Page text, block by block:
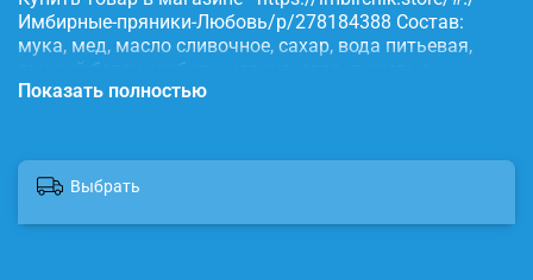
Имбирные-пряники-Любовь/p/278184388 Состав:
мука, мед, масло сливочное, сахар, вода питьевая,
яичный белок, имбирь, корица, сода, пищевые
красители.
Показать полностью
Выбрать